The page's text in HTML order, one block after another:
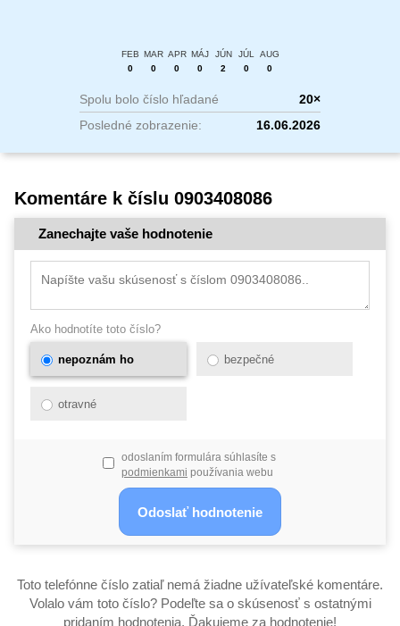
FEB
0
MAR
0
APR
0
MÁJ
0
JÚN
2
JÚL
0
AUG
0
Spolu bolo číslo hľadané
20×
Posledné zobrazenie:
16.06.2026
Komentáre k číslu 0903408086
Zanechajte vaše hodnotenie
Ako hodnotíte toto číslo?
nepoznám ho bezpečné
otravné
odoslaním formulára súhlasíte s
podmienkami používania webu
Toto telefónne číslo zatiaľ nemá žiadne užívateľské komentáre.
Volalo vám toto číslo? Podeľte sa o skúsenosť s ostatnými
pridaním hodnotenia. Ďakujeme za hodnotenie!